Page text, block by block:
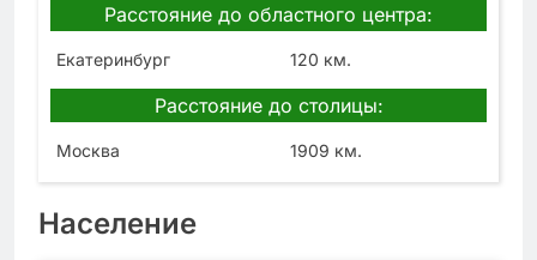
Расстояние до областного центра:
Екатеринбург 120 км.
Расстояние до столицы:
Москва 1909 км.
Население